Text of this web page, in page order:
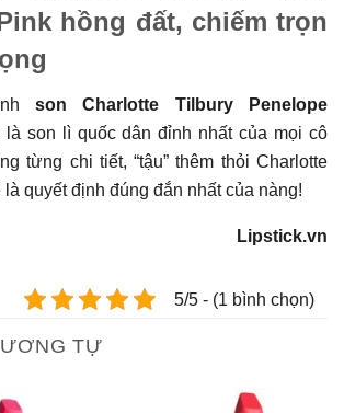
hồng đất, chiếm trọn
son Charlotte Tilbury Penelope
là son lì quốc dân đỉnh nhất của mọi cô
từng chi tiết, “tậu” thêm thỏi Charlotte
quyết định đúng đắn nhất của nàng!
Lipstick.vn
5/5 - (1 bình chọn)
TỰ